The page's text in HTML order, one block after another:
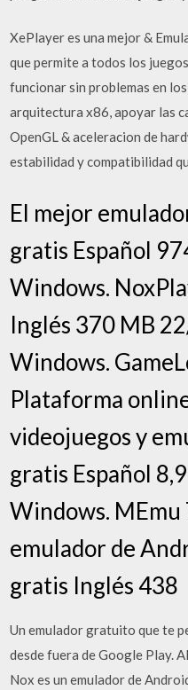
XePlayer es una mejor &
que permite a todos los
funcionar sin problemas en
arquitectura x86, apoyar las
OpenGL & aceleracion de
estabilidad y compatibilidad
El mejor
gratis Español
Windows.
Inglés 370 MB
Windows.
Plataforma
videojuegos y
gratis Español
Windows. MEmu
emulador de
gratis Inglés 438
Un emulador gratuito que te
desde fuera de Google Play.
Nox es un emulador de